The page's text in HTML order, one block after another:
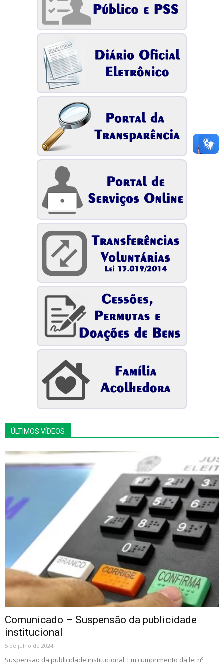
ÚLTIMOS VÍDEOS
Comunicado – Suspensão da publicidade
institucional
5 de julho de 2024
Suspensão da publicidade institucional. Em cumprimento da lei nº